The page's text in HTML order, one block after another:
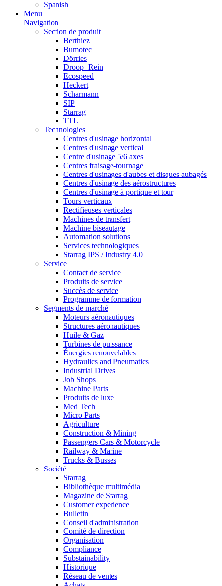
Spanish
Menu
Navigation
Section de produit
Berthiez
Bumotec
Dörries
Droop+Rein
Ecospeed
Heckert
Scharmann
SIP
Starrag
TTL
Technologies
Centres d'usinage horizontal
Centres d'usinage vertical
Centre d'usinage 5/6 axes
Centres fraisage-tournage
Centres d'usinages d'aubes et disques aubagés
Centres d'usinage des aérostructures
Centres d'usinage à portique et tour
Tours verticaux
Rectifieuses verticales
Machines de transfert
Machine biseautage
Automation solutions
Services technologiques
Starrag IPS / Industry 4.0
Service
Contact de service
Produits de service
Succès de service
Programme de formation
Segments de marché
Moteurs aéronautiques
Structures aéronautiques
Huile & Gaz
Turbines de puissance
Énergies renouvelables
Hydraulics and Pneumatics
Industrial Drives
Job Shops
Machine Parts
Produits de luxe
Med Tech
Micro Parts
Agriculture
Construction & Mining
Passengers Cars & Motorcycle
Railway & Marine
Trucks & Busses
Société
Starrag
Bibliothèque multimédia
Magazine de Starrag
Customer experience
Bulletin
Conseil d'administration
Comité de direction
Organisation
Compliance
Substainability
Historique
Réseau de ventes